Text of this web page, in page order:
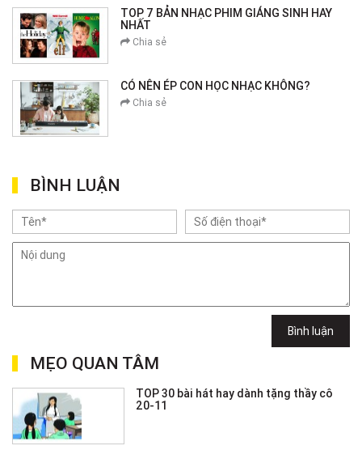
TOP 7 BẢN NHẠC PHIM GIÁNG SINH HAY
NHẤT
Chia sẻ
CÓ NÊN ÉP CON HỌC NHẠC KHÔNG?
Chia sẻ
BÌNH LUẬN
Bình luận
MẸO QUAN TÂM
TOP 30 bài hát hay dành tặng thầy cô
20-11